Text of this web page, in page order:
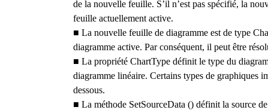
de la nouvelle feuille. S’il n’est pas spécifié, la
feuille actuellement active.
■ La nouvelle feuille de diagramme est de type
diagramme active. Par conséquent, il peut être
■ La propriété ChartType définit le type du
diagramme linéaire. Certains types de graphiques
dessous.
■ La méthode SetSourceData () définit la source